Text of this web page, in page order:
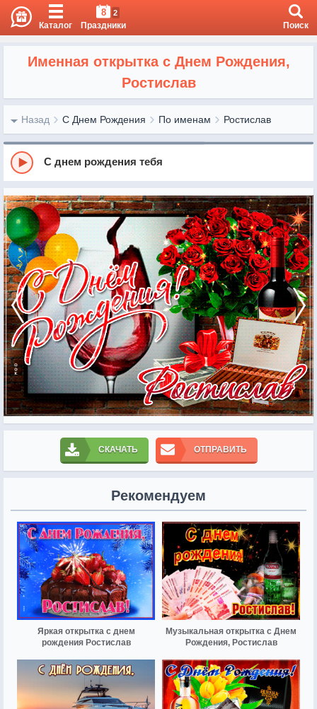
Каталог
8 2
Праздники Поиск
Именная открытка с Днем Рождения,
Ростислав
Назад С Днем Рождения По именам Ростислав
С днем рождения тебя
СКАЧАТЬ ОТПРАВИТЬ
Рекомендуем
Яркая открытка с днем
рождения Ростислав
Музыкальная открытка с Днем
Рождения, Ростислав